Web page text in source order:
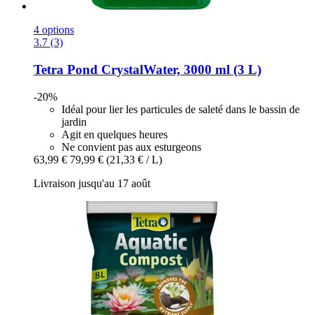
4 options
3.7 (3)
Tetra Pond CrystalWater, 3000 ml (3 L)
-20%
Idéal pour lier les particules de saleté dans le bassin de
jardin
Agit en quelques heures
Ne convient pas aux esturgeons
63,99 € 79,99 € (21,33 € / L)
Livraison jusqu'au 17 août